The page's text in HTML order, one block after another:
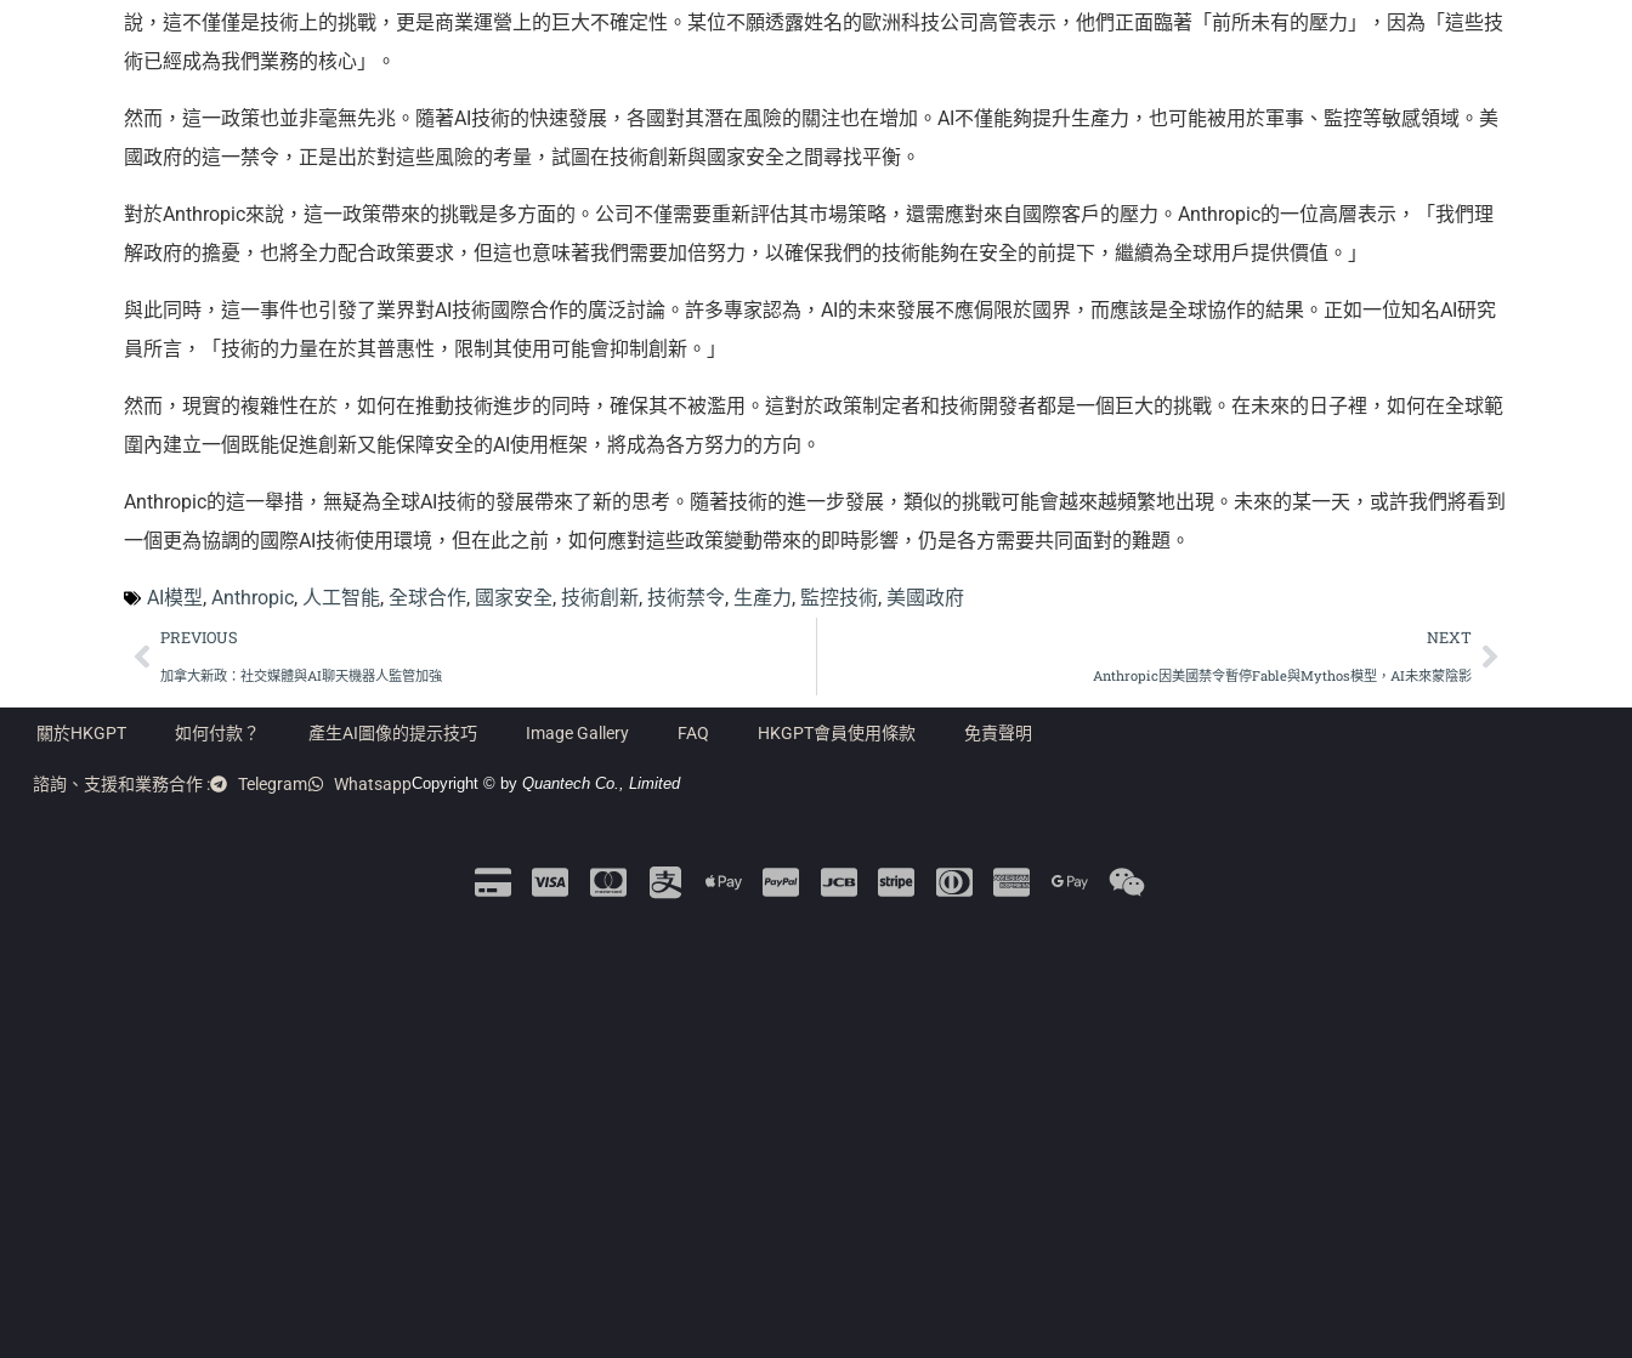
說，這不僅僅是技術上的挑戰，更是商業運營上的巨大不確定性。某位不願透露姓名的歐洲科技公司高管表示，他們正面臨著「前所未有的壓力」，因為「這些技
術已經成為我們業務的核心」。
然而，這一政策也並非毫無先兆。隨著AI技術的快速發展，各國對其潛在風險的關注也在增加。AI不僅能夠提升生產力，也可能被用於軍事、監控等敏感領域。美
國政府的這一禁令，正是出於對這些風險的考量，試圖在技術創新與國家安全之間尋找平衡。
對於Anthropic來說，這一政策帶來的挑戰是多方面的。公司不僅需要重新評估其市場策略，還需應對來自國際客戶的壓力。Anthropic的一位高層表示，「我們理
解政府的擔憂，也將全力配合政策要求，但這也意味著我們需要加倍努力，以確保我們的技術能夠在安全的前提下，繼續為全球用戶提供價值。」
與此同時，這一事件也引發了業界對AI技術國際合作的廣泛討論。許多專家認為，AI的未來發展不應侷限於國界，而應該是全球協作的結果。正如一位知名AI研究
員所言，「技術的力量在於其普惠性，限制其使用可能會抑制創新。」
然而，現實的複雜性在於，如何在推動技術進步的同時，確保其不被濫用。這對於政策制定者和技術開發者都是一個巨大的挑戰。在未來的日子裡，如何在全球範
圍內建立一個既能促進創新又能保障安全的AI使用框架，將成為各方努力的方向。
Anthropic的這一舉措，無疑為全球AI技術的發展帶來了新的思考。隨著技術的進一步發展，類似的挑戰可能會越來越頻繁地出現。未來的某一天，或許我們將看到
一個更為協調的國際AI技術使用環境，但在此之前，如何應對這些政策變動帶來的即時影響，仍是各方需要共同面對的難題。
AI模型, Anthropic, 人工智能, 全球合作, 國家安全, 技術創新, 技術禁令, 生產力, 監控技術, 美國政府
PREVIOUS
加拿大新政：社交媒體與AI聊天機器人監管加強
NEXT
Anthropic因美國禁令暫停Fable與Mythos模型，AI未來蒙陰影
關於HKGPT 如何付款？ 產生AI圖像的提示技巧 Image Gallery FAQ HKGPT會員使用條款 免責聲明
諮詢、支援和業務合作 : Telegram WhatsappCopyright © by Quantech Co., Limited